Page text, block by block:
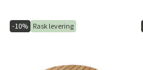
-10% Rask levering